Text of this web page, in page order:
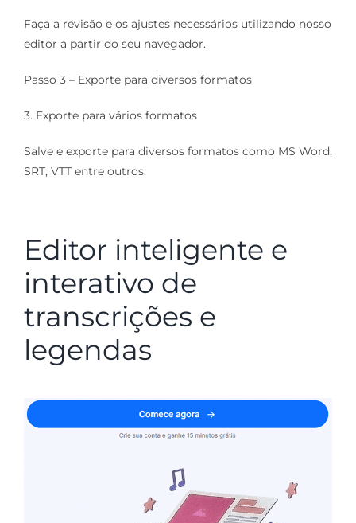
Faça a revisão e os ajustes necessários utilizando nosso
editor a partir do seu navegador.
Passo 3 – Exporte para diversos formatos
3. Exporte para vários formatos
Salve e exporte para diversos formatos como MS Word,
SRT, VTT entre outros.
Editor inteligente e
interativo de
transcrições e
legendas